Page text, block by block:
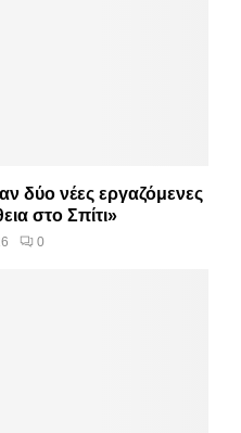
δύο νέες εργαζόμενες
στο Σπίτι»
0